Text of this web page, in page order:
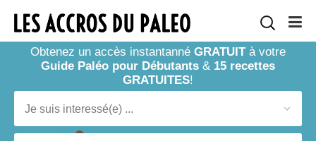
Obtenez un accès instantanné GRATUITà votre
Guide Paléo pour Débutants & 15 recettes
GRATUITES!